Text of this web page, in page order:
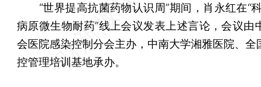
“世界提高抗菌药物认识周”期间，肖永红在“
病原微生物耐药”线上会议发表上述言论，会议由
会医院感染控制分会主办，中南大学湘雅医院、全
控管理培训基地承办。